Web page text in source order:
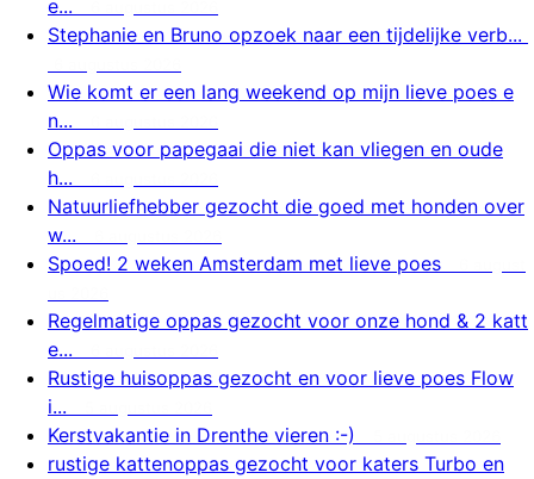
e...
Stephanie en Bruno opzoek naar een tijdelijke verb...
Wie komt er een lang weekend op mijn lieve poes e
n...
Oppas voor papegaai die niet kan vliegen en oude
h...
Natuurliefhebber gezocht die goed met honden over
w...
Spoed! 2 weken Amsterdam met lieve poes
Regelmatige oppas gezocht voor onze hond & 2 katt
e...
Rustige huisoppas gezocht en voor lieve poes Flow
i...
Kerstvakantie in Drenthe vieren :-)
rustige kattenoppas gezocht voor katers Turbo en